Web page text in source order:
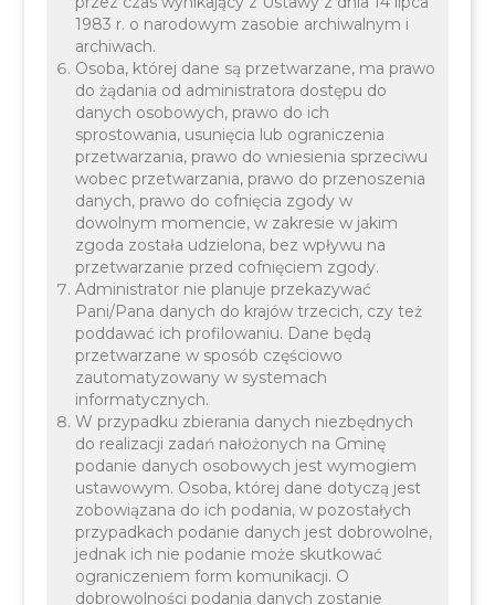
najmłodszego do najstarszego wiedział, jak
prawidłowo zareagować, gdy liczą się sekundy!
Kiedy i gdzie?
Data: 21 czerwca 2026 r.
Godzina: 15:00 – 19:00
Miejsce: Zalew Kryspinów przy wejściu nr 1
Co czeka na Was w programie?
Przygotowaliśmy dla Was strefy pokazowych oraz
interaktywnych stacji edukacyjnych:
Pokaz akcji ratowniczo-gaśniczej- zobaczcie
profesjonalistów w akcji!
1983 r. o narodowym zasobie archiwalnym i
archiwach.
Osoba, której dane są przetwarzane, ma prawo
do żądania od administratora dostępu do
danych osobowych, prawo do ich
sprostowania, usunięcia lub ograniczenia
przetwarzania, prawo do wniesienia sprzeciwu
wobec przetwarzania, prawo do przenoszenia
danych, prawo do cofnięcia zgody w
dowolnym momencie, w zakresie w jakim
zgoda została udzielona, bez wpływu na
przetwarzanie przed cofnięciem zgody.
Administrator nie planuje przekazywać
Pani/Pana danych do krajów trzecich, czy też
poddawać ich profilowaniu. Dane będą
przetwarzane w sposób częściowo
zautomatyzowany w systemach
informatycznych.
W przypadku zbierania danych niezbędnych
do realizacji zadań nałożonych na Gminę
podanie danych osobowych jest wymogiem
ustawowym. Osoba, której dane dotyczą jest
zobowiązana do ich podania, w pozostałych
przypadkach podanie danych jest dobrowolne,
jednak ich nie podanie może skutkować
ograniczeniem form komunikacji. O
dobrowolności podania danych zostanie